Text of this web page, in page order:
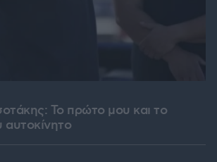
Το πρώτο μου και το